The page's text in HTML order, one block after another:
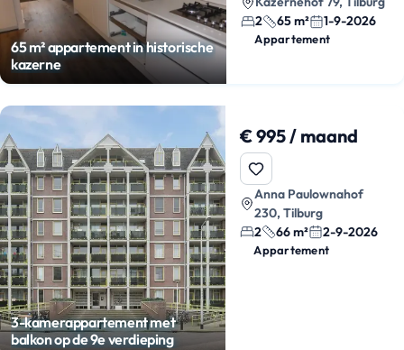
65 m² appartement in historische
kazerne
2
65 m² 1-9-2026
Appartement
3-kamerappartement met
balkon op de 9e verdieping
€ 995 / maand
Anna Paulownahof
230, Tilburg
2
66 m² 2-9-2026
Appartement